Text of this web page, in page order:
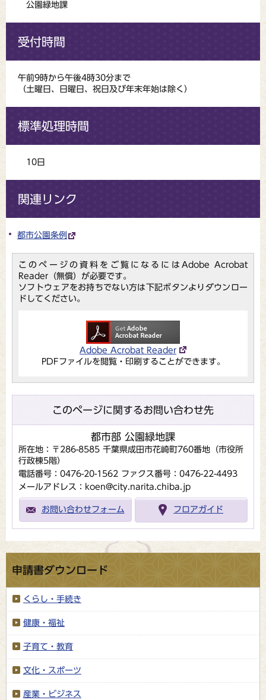
公園緑地課
受付時間
午前9時から午後4時30分まで
（土曜日、日曜日、祝日及び年末年始は除く）
標準処理時間
10日
関連リンク
都市公園条例
このページの資料をご覧になるにはAdobe Acrobat
Reader（無償）が必要です。
ソフトウェアをお持ちでない方は下記ボタンよりダウンロー
ドしてください。
Adobe Acrobat Reader
PDFファイルを閲覧・印刷することができます。
このページに関するお問い合わせ先
都市部 公園緑地課
所在地：〒286-8585 千葉県成田市花崎町760番地（市役所
行政棟5階）
電話番号：0476-20-1562 ファクス番号：0476-22-4493
メールアドレス：koen@city.narita.chiba.jp
お問い合わせフォーム フロアガイド
申請書ダウンロード
くらし・手続き
健康・福祉
子育て・教育
文化・スポーツ
産業・ビジネス